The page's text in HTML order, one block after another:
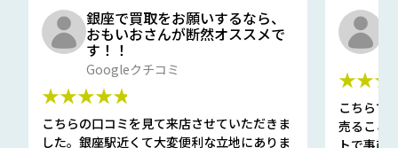
銀座で買取をお願いするなら、
おもいおさんが断然オススメで
す！！
Googleクチコミ
★★★★★
こちらの口コミを見て来店させていただきま
した。銀座駅近くて大変便利な立地にありま
こちらで
売ること
トで事前